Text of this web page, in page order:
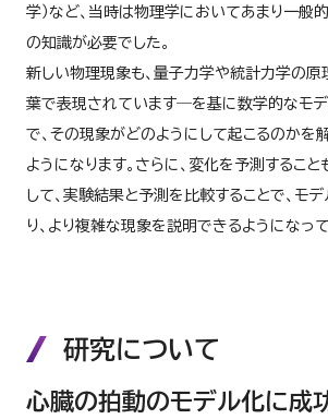
学）など、当時は物理学においてあまり一般
の知識が必要でした。
新しい物理現象も、量子力学や統計力学の
葉で表現されています―を基に数学的なモデ
で、その現象がどのようにして起こるのかを
ようになります。さらに、変化を予測すること
して、実験結果と予測を比較することで、モ
り、より複雑な現象を説明できるようになって
研究について
心臓の拍動のモデル化に成